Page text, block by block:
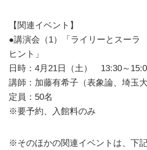
【関連イベント】
●講演会（1）「ライリーとスー
ヒント」
日時：4月21日（土） 13:30～
講師：加藤有希子（表象論、埼玉大
定員：50名
※要予約、入館料のみ
※そのほかの関連イベントは、下